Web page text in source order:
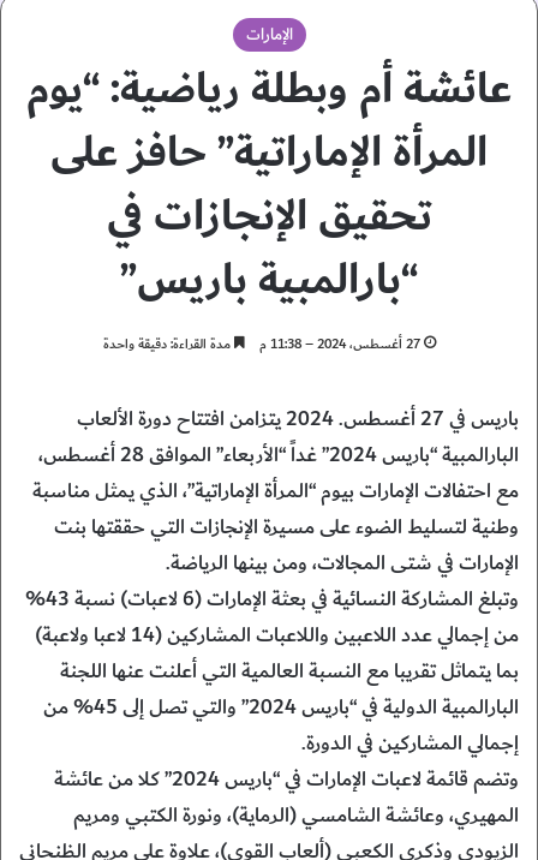
الإمارات
عائشة أم وبطلة رياضية: “يوم
المرأة الإماراتية” حافز على
تحقيق الإنجازات في
“بارالمبية باريس”
27 أغسطس، 2024 – 11:38 م مدة القراءة: دقيقة واحدة
باريس في 27 أغسطس. 2024 يتزامن افتتاح دورة الألعاب
البارالمبية “باريس 2024” غداً “الأربعاء” الموافق 28 أغسطس،
مع احتفالات الإمارات بيوم “المرأة الإماراتية”، الذي يمثل مناسبة
وطنية لتسليط الضوء على مسيرة الإنجازات التي حققتها بنت
الإمارات في شتى المجالات، ومن بينها الرياضة.
وتبلغ المشاركة النسائية في بعثة الإمارات (6 لاعبات) نسبة 43%
من إجمالي عدد اللاعبين واللاعبات المشاركين (14 لاعبا ولاعبة)
بما يتماثل تقريبا مع النسبة العالمية التي أعلنت عنها اللجنة
البارالمبية الدولية في “باريس 2024” والتي تصل إلى 45% من
إجمالي المشاركين في الدورة.
وتضم قائمة لاعبات الإمارات في “باريس 2024” كلا من عائشة
المهيري، وعائشة الشامسي (الرماية)، ونورة الكتبي ومريم
الزيودي وذكرى الكعبي (ألعاب القوى)، علاوة على مريم الظنحاني